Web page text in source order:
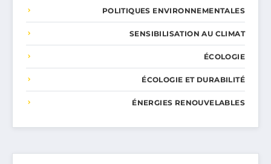
POLITIQUES ENVIRONNEMENTALES
SENSIBILISATION AU CLIMAT
ÉCOLOGIE
ÉCOLOGIE ET DURABILITÉ
ÉNERGIES RENOUVELABLES